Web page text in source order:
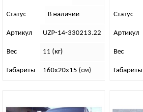
Статус В наличии
Артикул UZP-14-330213.22
Вес 11 (кг)
Габариты 160х20х15 (см)
Статус
Артикул
Вес
Габариты